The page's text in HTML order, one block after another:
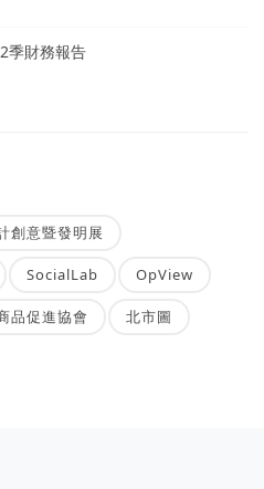
季財務報告
創意暨發明展
SocialLab OpView
品促進協會 北市圖